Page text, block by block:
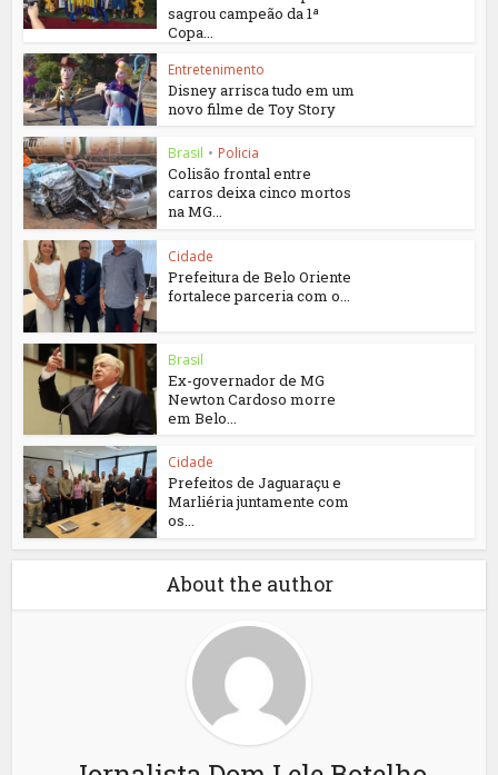
sagrou campeão da 1ª
Copa...
Entretenimento
Disney arrisca tudo em um
novo filme de Toy Story
Brasil • Policia
Colisão frontal entre
carros deixa cinco mortos
na MG...
Cidade
Prefeitura de Belo Oriente
fortalece parceria com o...
Brasil
Ex-governador de MG
Newton Cardoso morre
em Belo...
Cidade
Prefeitos de Jaguaraçu e
Marliéria juntamente com
os...
About the author